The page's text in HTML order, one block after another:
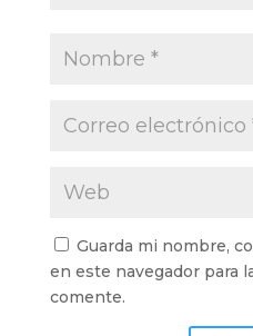
Guarda mi nombre,
en este navegador para
comente.